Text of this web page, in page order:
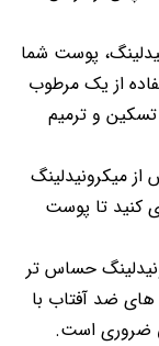
پوست شما
از یک مرطوب
و ترمیم
24 تا 48 ساعت پس از میکرونیدلینگ
کنید تا پوست
حساس تر
های ضد آفتاب با